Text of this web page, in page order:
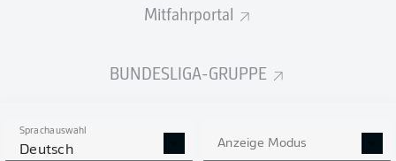
Mitfahrportal
BUNDESLIGA-GRUPPE
Sprachauswahl
Deutsch Anzeige Modus
HEISE